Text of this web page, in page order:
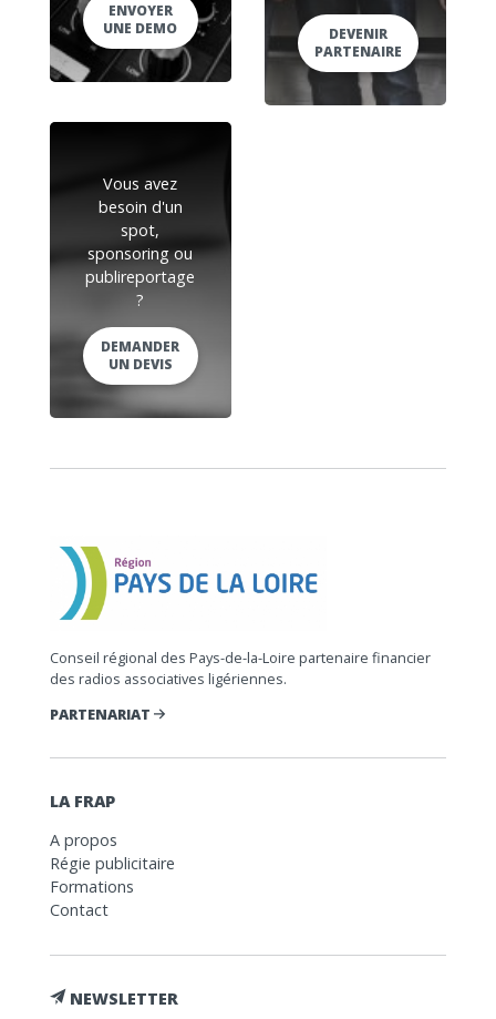
ENVOYER
UNE DEMO
DEVENIR
PARTENAIRE
Vous avez
besoin d'un
spot,
sponsoring ou
publireportage
?
DEMANDER
UN DEVIS
Conseil régional des Pays-de-la-Loire partenaire financier
des radios associatives ligériennes.
PARTENARIAT
LA FRAP
A propos
Régie publicitaire
Formations
Contact
NEWSLETTER